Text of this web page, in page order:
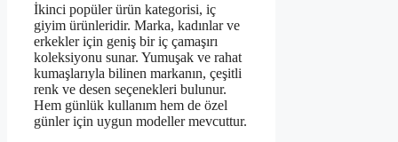
İkinci popüler ürün kategorisi, iç
giyim ürünleridir. Marka, kadınlar ve
erkekler için geniş bir iç çamaşırı
koleksiyonu sunar. Yumuşak ve rahat
kumaşlarıyla bilinen markanın, çeşitli
renk ve desen seçenekleri bulunur.
Hem günlük kullanım hem de özel
günler için uygun modeller mevcuttur.